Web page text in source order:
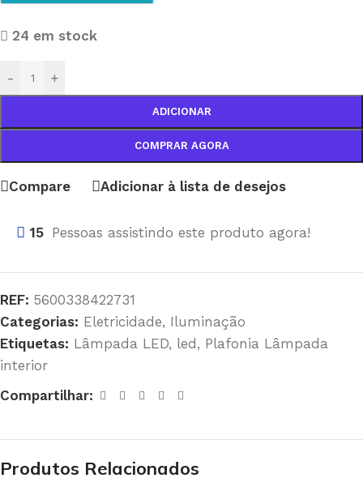
24 em stock
- +
ADICIONAR
COMPRAR AGORA
Compare Adicionar à lista de desejos
15 Pessoas assistindo este produto agora!
REF: 5600338422731
Categorias: Eletricidade, Iluminação
Etiquetas: Lâmpada LED, led , Plafonia Lâmpada
interior
Compartilhar:
Produtos Relacionados